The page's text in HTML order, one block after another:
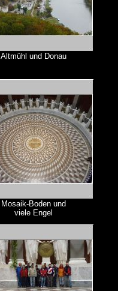
Altmühl und Donau
Mosaik-Boden und
viele Engel